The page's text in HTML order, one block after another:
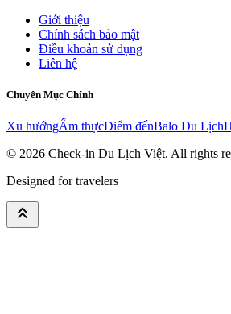
Giới thiệu
Chính sách bảo mật
Điều khoản sử dụng
Liên hệ
Chuyên Mục Chính
Xu hướngẨm thựcĐiểm đếnBalo Du Lịch
© 2026 Check-in Du Lịch Việt. All rights
Designed for travelers
keyboard_double_arrow_up